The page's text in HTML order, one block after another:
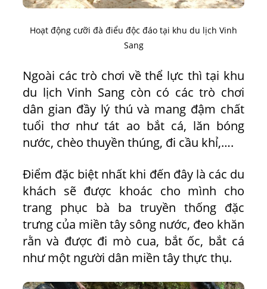
Hoạt động cưỡi đà điểu độc đáo tại khu du lịch Vinh
Sang
Ngoài các trò chơi về thể lực thì tại khu
du lịch Vinh Sang còn có các trò chơi
dân gian đầy lý thú và mang đậm chất
tuổi thơ như tát ao bắt cá, lăn bóng
nước, chèo thuyền thúng, đi cầu khỉ,….
Điểm đặc biệt nhất khi đến đây là các du
khách sẽ được khoác cho mình cho
trang phục bà ba truyền thống đặc
trưng của miền tây sông nước, đeo khăn
rằn và được đi mò cua, bắt ốc, bắt cá
như một người dân miền tây thực thụ.